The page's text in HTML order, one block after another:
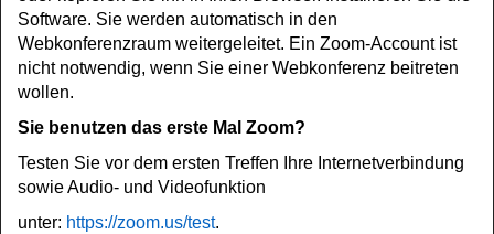
Software. Sie werden automatisch in den
Webkonferenzraum weitergeleitet. Ein Zoom-Account ist
nicht notwendig, wenn Sie einer Webkonferenz beitreten
wollen.
Sie benutzen das erste Mal Zoom?
Testen Sie vor dem ersten Treffen Ihre Internetverbindung
sowie Audio- und Videofunktion
unter: https://zoom.us/test.